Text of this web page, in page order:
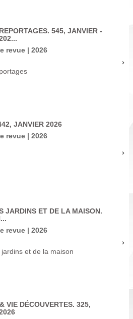
545, JANVIER -
revue | 2026
JANVIER 2026
revue | 2026
JARDINS ET DE LA MAISON.
revue | 2026
jardins et de la maison
VIE DÉCOUVERTES. 325,